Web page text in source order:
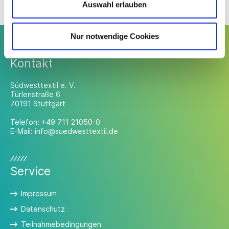
Auswahl erlauben
Nur notwendige Cookies
Kontakt
Südwesttextil e. V.
Türlenstraße 6
70191 Stuttgart
Telefon: +49 711 21050-0
E-Mail: info@suedwesttextil.de
Service
Impressum
Datenschutz
Teilnahmebedingungen